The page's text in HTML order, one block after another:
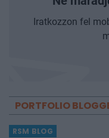
Iratkozzon fel
PORTFOLIO
RSM BLOG